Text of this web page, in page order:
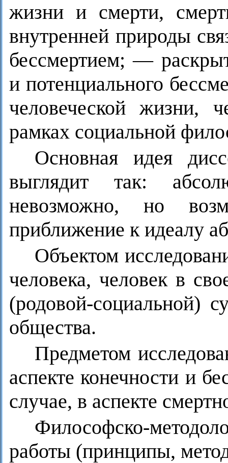
жизни и смерти,
внутренней природы
бессмертием; —
и потенциального
человеческой жизни,
рамках социальной
Основная идея
выглядит так:
невозможно, но
приближение к идеалу
Объектом
человека, человек в
(родовой-социальной)
общества.
Предметом
аспекте конечности и
случае, в аспекте
Философско-
работы (принципы,